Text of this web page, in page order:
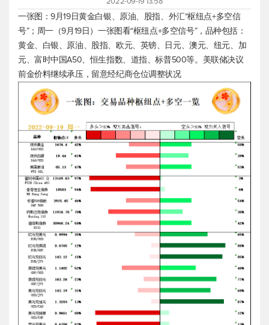
一张图：9月19日黄金白银、原油、股指、外汇“枢纽点+多空信
号”；周一（9月19日）一张图看“枢纽点+多空信号”，品种包括：
黄金、白银、原油、股指、欧元、英镑、日元、澳元、纽元、加
元、富时中国A50、恒生指数、道指、标普500等。美联储决议
前金价料继续承压，留意经纪商仓位调整状况